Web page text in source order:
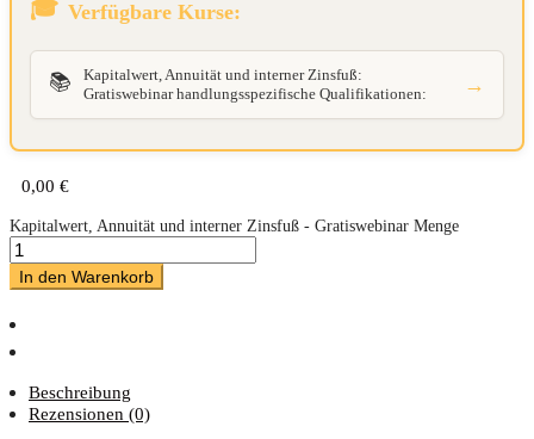
Verfügbare Kurse:
📚
Kapitalwert, Annuität und interner Zinsfuß:
Gratiswebinar handlungsspezifische Qualifikationen:
→
0,00 €
Kapitalwert, Annuität und interner Zinsfuß - Gratiswebinar Menge
In den Warenkorb
Beschreibung
Rezensionen (0)